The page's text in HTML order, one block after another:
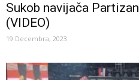
Sukob navijača
(VIDEO)
19 Decembra, 2023